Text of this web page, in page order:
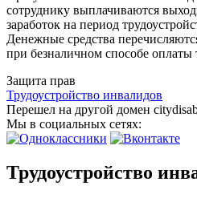
сотруднику выплачиваются
заработок на период
Денежные средства
при безналичном способе оплаты
Защита прав
Трудоустройство инвалидов
Перешел на другой домен
Мы в социальных сетях:
Трудоустройство